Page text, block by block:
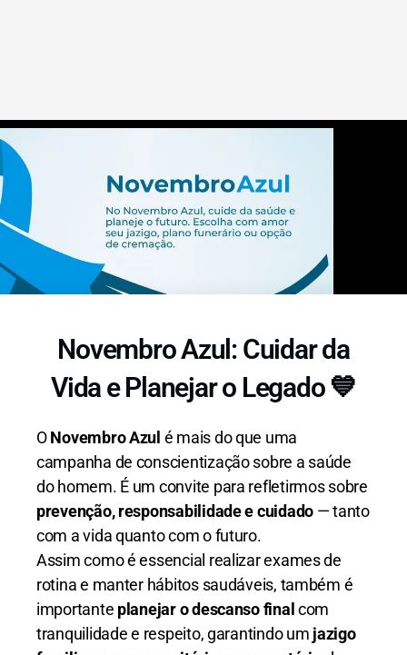
Novembro Azul: Cuidar da
Vida e Planejar o Legado 💙
ONovembro Azul é mais do que uma
campanha de conscientização sobre a saúde
do homem. É um convite para refletirmos sobre
prevenção, responsabilidade e cuidado — tanto
com a vida quanto com o futuro.
Assim como é essencial realizar exames de
rotina e manter hábitos saudáveis, também é
importante planejar o descanso final com
tranquilidade e respeito, garantindo um jazigo